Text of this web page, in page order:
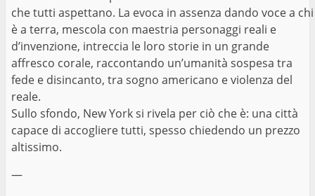
che tutti aspettano. La evoca in assenza dando voce a chi
è a terra, mescola con maestria personaggi reali e
d’invenzione, intreccia le loro storie in un grande
affresco corale, raccontando un’umanità sospesa tra
fede e disincanto, tra sogno americano e violenza del
reale.
Sullo sfondo, New York si rivela per ciò che è: una città
capace di accogliere tutti, spesso chiedendo un prezzo
altissimo.
—